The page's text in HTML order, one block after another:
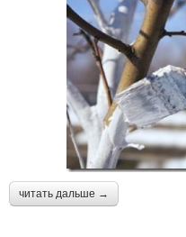
читать дальше →